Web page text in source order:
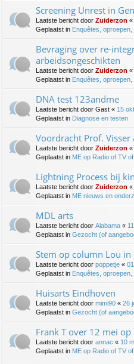
Screening Unrest in
Laatste bericht door Zuiderzon «
Geplaatst in Enquêtes, oproepen,
Bevraging over re-
arbeidsongeschikten
Laatste bericht door Zuiderzon «
Geplaatst in Enquêtes, oproepen,
DNA test 123andme
Laatste bericht door Gast « 15
Geplaatst in Diagnose en testen
Voordracht Prof.
Laatste bericht door Zuiderzon «
Geplaatst in ME op Radio of TV
Lightning Process bij
Laatste bericht door Zuiderzon «
Geplaatst in ME nieuws en
MDL arts
Laatste bericht door Alabama «
Geplaatst in Gezocht (of
Stem op column Lou
Laatste bericht door poppetje «
Geplaatst in Enquêtes, oproepen,
Huisarts Eindhoven
Laatste bericht door mimi90 « 26
Geplaatst in Gezocht (of
Frank T over 12 mei
Laatste bericht door annac « 10
Geplaatst in ME op Radio of TV